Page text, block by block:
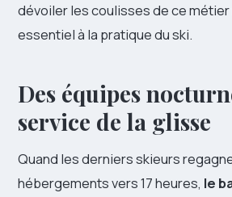
dévoiler les coulisses de ce métier
essentiel à la pratique du ski.
Des équipes
service de la glisse
Quand les derniers skieurs
hébergements vers 17 heures, le